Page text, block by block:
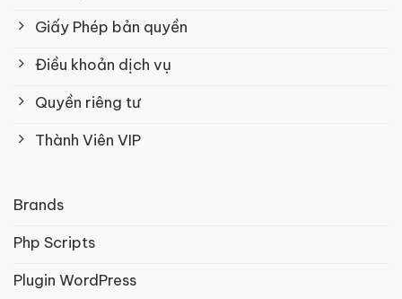
Giấy Phép bản quyền
Điều khoản dịch vụ
Quyền riêng tư
Thành Viên VIP
Brands
Php Scripts
Plugin WordPress